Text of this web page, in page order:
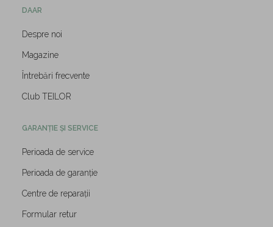
DAAR
Despre noi
Magazine
Întrebări frecvente
Club TEILOR
GARANȚIE ȘI SERVICE
Perioada de service
Perioada de garanție
Centre de reparații
Formular retur